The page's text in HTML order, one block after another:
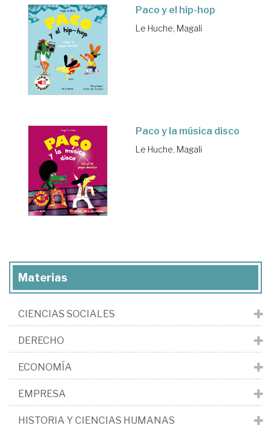
Paco y el hip-hop
Le Huche, Magali
Paco y la música disco
Le Huche, Magali
Materias
CIENCIAS SOCIALES
DERECHO
ECONOMÍA
EMPRESA
HISTORIA Y CIENCIAS HUMANAS